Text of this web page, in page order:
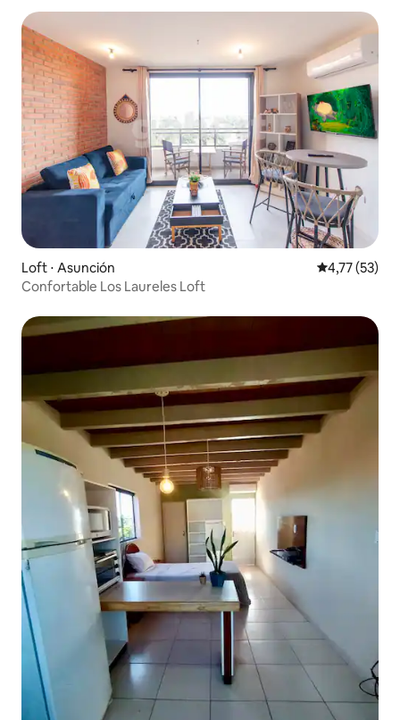
Loft ⋅ Asunción Évaluation
4,77 (53)
Confortable Los Laureles Loft